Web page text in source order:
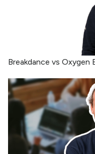
Breakdance vs Oxygen